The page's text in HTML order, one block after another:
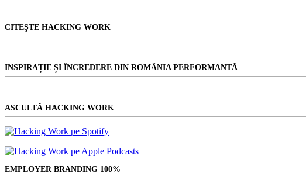
marketing
pentru
Ardeal
CITEŞTE HACKING WORK
INSPIRAȚIE ȘI ÎNCREDERE DIN ROMÂNIA PERFORMANTĂ
ASCULTĂ HACKING WORK
EMPLOYER BRANDING 100%